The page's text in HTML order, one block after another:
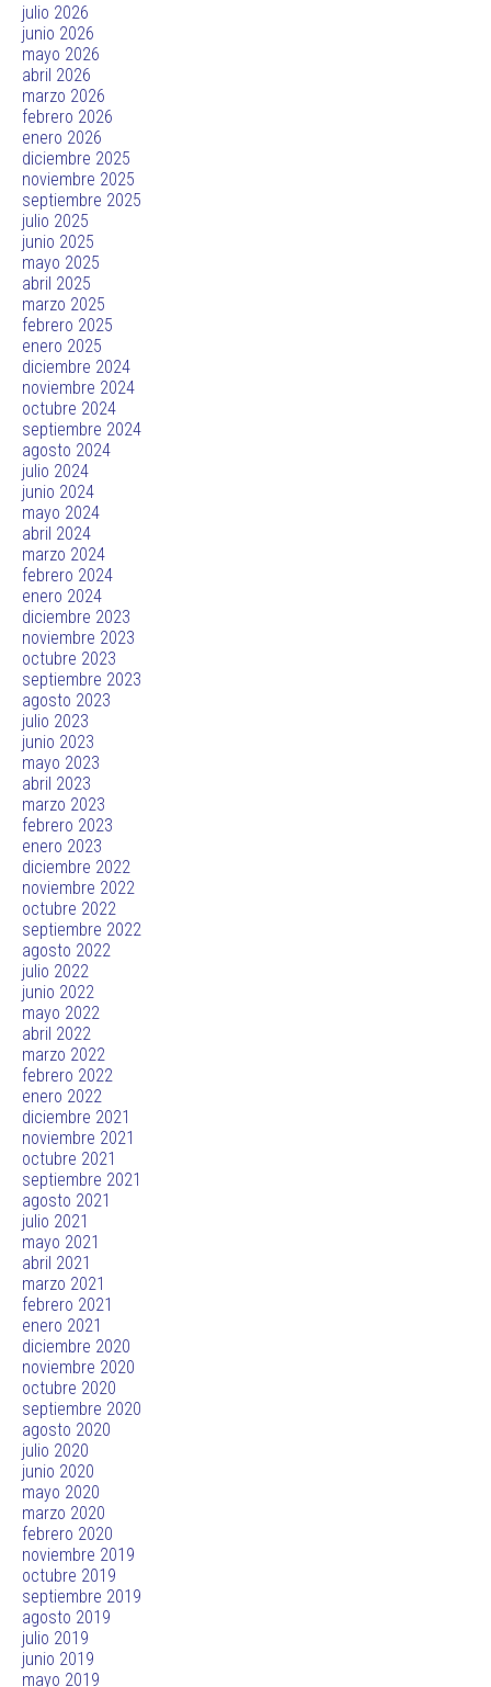
julio 2026
junio 2026
mayo 2026
abril 2026
marzo 2026
febrero 2026
enero 2026
diciembre 2025
noviembre 2025
septiembre 2025
julio 2025
junio 2025
mayo 2025
abril 2025
marzo 2025
febrero 2025
enero 2025
diciembre 2024
noviembre 2024
octubre 2024
septiembre 2024
agosto 2024
julio 2024
junio 2024
mayo 2024
abril 2024
marzo 2024
febrero 2024
enero 2024
diciembre 2023
noviembre 2023
octubre 2023
septiembre 2023
agosto 2023
julio 2023
junio 2023
mayo 2023
abril 2023
marzo 2023
febrero 2023
enero 2023
diciembre 2022
noviembre 2022
octubre 2022
septiembre 2022
agosto 2022
julio 2022
junio 2022
mayo 2022
abril 2022
marzo 2022
febrero 2022
enero 2022
diciembre 2021
noviembre 2021
octubre 2021
septiembre 2021
agosto 2021
julio 2021
mayo 2021
abril 2021
marzo 2021
febrero 2021
enero 2021
diciembre 2020
noviembre 2020
octubre 2020
septiembre 2020
agosto 2020
julio 2020
junio 2020
mayo 2020
marzo 2020
febrero 2020
noviembre 2019
octubre 2019
septiembre 2019
agosto 2019
julio 2019
junio 2019
mayo 2019